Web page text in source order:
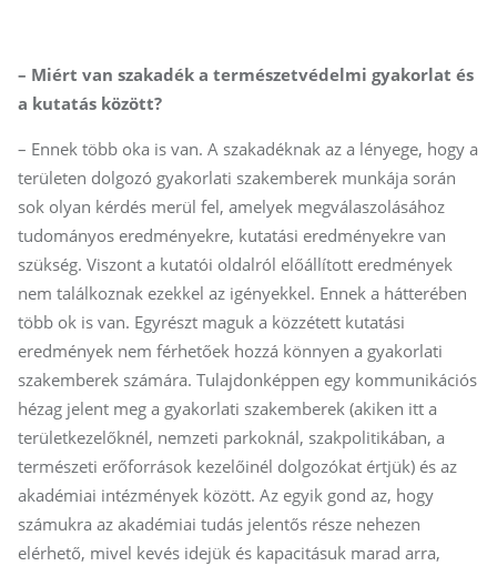
– Miért van szakadék a természetvédelmi gyakorlat és
a kutatás között?
– Ennek több oka is van. A szakadéknak az a lényege, hogy a
területen dolgozó gyakorlati szakemberek munkája során
sok olyan kérdés merül fel, amelyek megválaszolásához
tudományos eredményekre, kutatási eredményekre van
szükség. Viszont a kutatói oldalról előállított eredmények
nem találkoznak ezekkel az igényekkel. Ennek a hátterében
több ok is van. Egyrészt maguk a közzétett kutatási
eredmények nem férhetőek hozzá könnyen a gyakorlati
szakemberek számára. Tulajdonképpen egy kommunikációs
hézag jelent meg a gyakorlati szakemberek (akiken itt a
területkezelőknél, nemzeti parkoknál, szakpolitikában, a
természeti erőforrások kezelőinél dolgozókat értjük) és az
akadémiai intézmények között. Az egyik gond az, hogy
számukra az akadémiai tudás jelentős része nehezen
elérhető, mivel kevés idejük és kapacitásuk marad arra,